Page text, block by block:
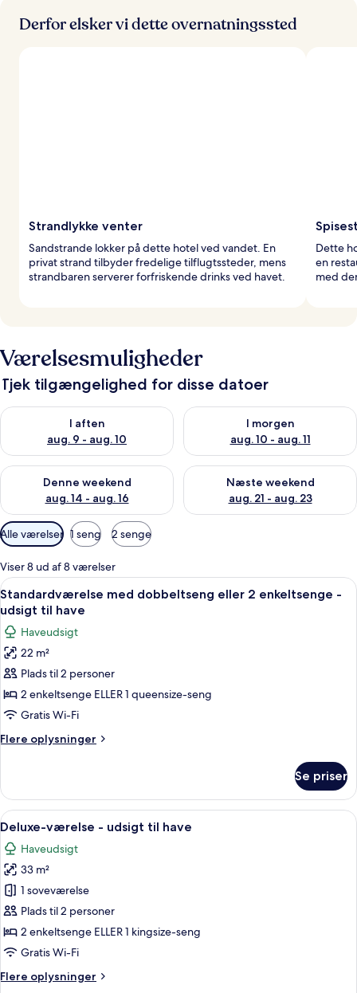
Derfor elsker vi dette overnatningssted
Strandlykke venter
Sandstrande lokker på dette hotel ved vandet. En
privat strand tilbyder fredelige tilflugtssteder, mens
strandbaren serverer forfriskende drinks ved havet.
Dette
en
med
Værelsesmuligheder
Tjek tilgængelighed for disse datoer
I aften
aug. 9 - aug. 10
Tjek tilgængelighed for i aften aug. 9 - aug. 10
I morgen
aug. 10 - aug. 11
Tjek tilgængelighed for i
Denne weekend
aug. 14 - aug. 16
Tjek tilgængelighed for denne weekend aug. 14 - aug. 16
Næste weekend
aug. 21 - aug. 23
Tjek tilgængelighed for næste
Tilgængelige
filtre
for
værelser
Alle værelser 1 seng 2 senge
Viser 8 ud af 8 værelser
Indlæs
alle
billeder
af
Standardværelse
med
dobbeltseng
eller
2
enkeltsenge
udsigt
til
have
Et hotelværelse med en stor seng, to
4
Standardværelse med dobbeltseng eller 2 enkeltsenge -
udsigt til have
Haveudsigt
22 m²
Plads til 2 personer
2 enkeltsenge ELLER 1 queensize-seng
Gratis Wi-Fi
Flere oplysninger
Flere
med
dobbeltseng
eller
enkeltsenge
udsigt
til
have
Se priser
Indlæs
alle
billeder
af
Deluxe-
værelse
-
udsigt
have
Et hotelværelse med seng, sofa,
5
Deluxe-værelse - udsigt til have
Haveudsigt
33 m²
1 soveværelse
Plads til 2 personer
2 enkeltsenge ELLER 1 kingsize-seng
Gratis Wi-Fi
Flere oplysninger
Flere